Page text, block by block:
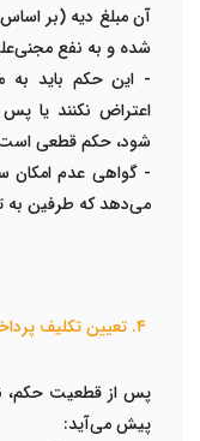
آن مبلغ دیه (بر
شده و به نفع
- این حکم باید به
اعتراض نکنند یا
شود، حکم قطعی
-گواهی عدم امکان
می‌دهد که طرفین به
پس از قطعیت حکم،
پیش می‌آید: